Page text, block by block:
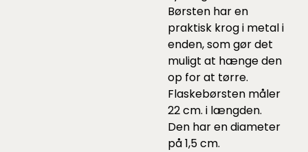
Børsten har en
praktisk krog i metal i
enden, som gør det
muligt at hænge den
op for at tørre.
Flaskebørsten måler
22 cm. i længden.
Den har en diameter
på 1,5 cm.